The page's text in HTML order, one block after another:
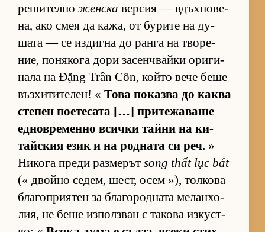
ре­ши­телно женска вер­сия — вдъх­но­ве­
на, ако смея да ка­жа, от бу­рите на ду­
шата — се из­дигна до ранга на тво­ре­
ние, по­ня­кога дори за­сен­ч­вайки ори­ги­
нала на Đặng Trần Côn, който вече беше
въз­хи­ти­те­лен! « Това по­казва до каква
сте­пен по­е­те­сата […] при­те­жа­ваше
ед­нов­ре­менно всички тайни на ки­
тайс­кия език и на род­ната си реч. »
Ни­кога преди раз­ме­рът song thất lục bát
(« двойно се­дем, шест, осем »), тол­кова
бла­гоп­ри­я­тен за бла­го­род­ната ме­лан­хо­
лия, не беше из­пол­з­ван с та­кова из­кус­т­